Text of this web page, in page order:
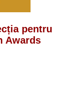
pentru
Awards